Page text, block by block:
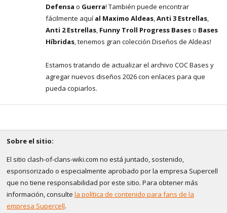
Defensa o Guerra! También puede encontrar
fácilmente aquí al Maximo Aldeas Anti 3 Estrellas
Anti 2 Estrellas Funny Troll Progress Baseso Bases
Híbridas , tenemos gran colección Diseños de Aldeas!
Estamos tratando de actualizar el archivo COC Bases y
agregar nuevos diseños 2026 con enlaces para que
pueda copiarlos.
Sobre el sitio:
El sitio clash-of-clans-wiki.com no está juntado, sostenido,
esponsorizado o especialmente aprobado por la empresa Supercell
que no tiene responsabilidad por este sitio. Para obtener más
información, consulte la política de contenido para fans de la
empresa Supercell.